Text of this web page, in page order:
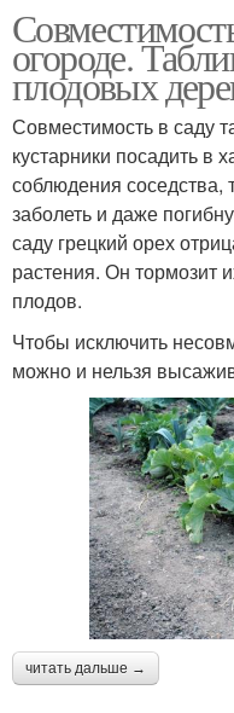
огороде.
плодовых
Совместимость в саду
кустарники посадить в
соблюдения соседства,
заболеть и даже
саду грецкий орех
растения. Он тормозит
плодов.
Чтобы исключить
можно и нельзя
читать дальше →